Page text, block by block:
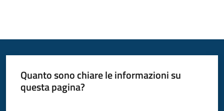
Quanto sono chiare le informazioni su
questa pagina?